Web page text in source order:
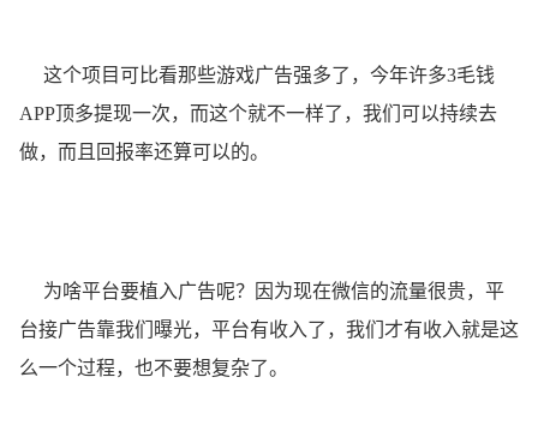
这个项目可比看那些游戏广告强多了，今年许多3毛钱
APP顶多提现一次，而这个就不一样了，我们可以持续去
做，而且回报率还算可以的。
为啥平台要植入广告呢？因为现在微信的流量很贵，平
台接广告靠我们曝光，平台有收入了，我们才有收入就是这
么一个过程，也不要想复杂了。